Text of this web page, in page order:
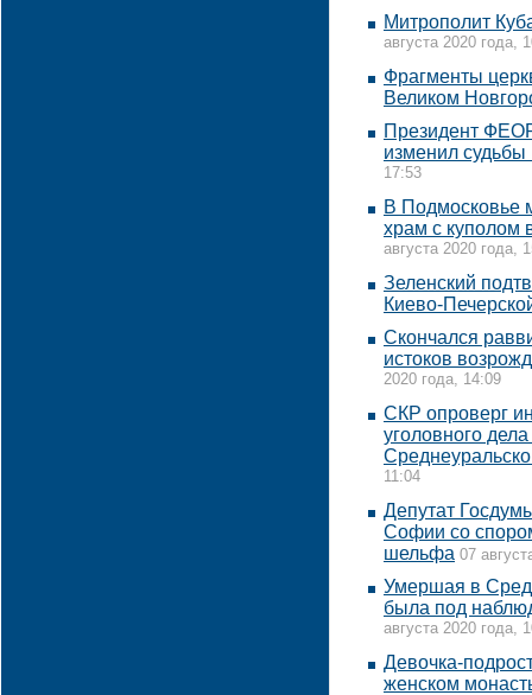
Митрополит
августа 2020 года,
Фрагменты
Великом
Президент
изменил
17:53
В Подмосковье
храм с куполом
августа 2020 года,
Зеленский
Киево-
Скончался
истоков
2020 года, 14:09
СКР опроверг
уголовного
11:04
Депутат
Софии со
шельфа 07
Умершая в
была под
августа 2020 года,
Девочка-
женском